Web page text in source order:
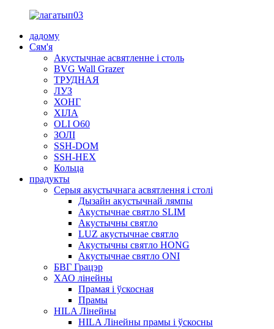
дадому
Сям'я
Акустычнае асвятленне і столь
BVG Wall Grazer
ТРУДНАЯ
ЛУЗ
ХОНГ
ХІЛА
OLI O60
ЗОЛІ
SSH-DOM
SSH-HEX
Кольца
прадукты
Серыя акустычнага асвятлення і столі
Дызайн акустычнай лямпы
Акустычнае святло SLIM
Акустычны святло
LUZ акустычнае святло
Акустычны святло HONG
Акустычнае святло ONI
БВГ Грацэр
ХАО лінейны
Прамая і ўскосная
Прамы
HILA Лінейны
HILA Лінейны прамы і ўскосны